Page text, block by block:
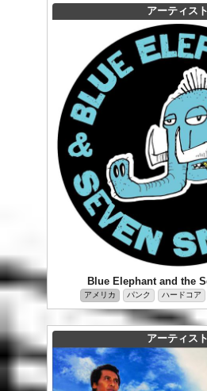
アーティスト
Blue Elephant and the
アメリカ パンク ハードコア
アーティスト